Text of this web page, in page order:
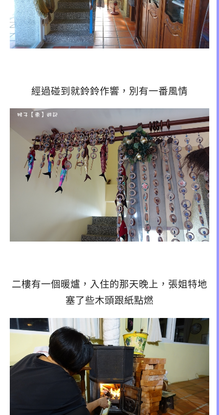
經過碰到就鈴鈴作響，別有一番風情
二樓有一個暖爐，入住的那天晚上，張姐特地
塞了些木頭跟紙點燃